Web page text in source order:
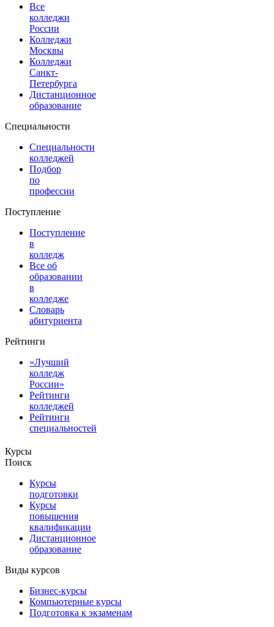
Все
колледжи
России
Колледжи
Москвы
Колледжи
Санкт-
Петербурга
Дистанционное
образование
Специальности
Специальности
колледжей
Подбор
по
профессии
Поступление
Поступление
в
колледж
Все об
образовании
в
колледже
Словарь
абитуриента
Рейтинги
«Лучший
колледж
России»
Рейтинги
колледжей
Рейтинги
специальностей
Курсы
Поиск
Курсы
подготовки
Курсы
повышения
квалификации
Дистанционное
образование
Виды курсов
Бизнес-курсы
Компьютерные курсы
Подготовка к экзаменам